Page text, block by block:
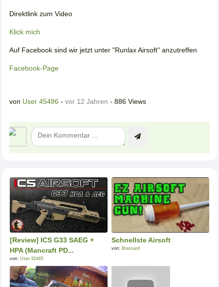
Direktlink zum Video
Klick mich
Auf Facebook sind wir jetzt unter "Runlax Airsoft" anzutreffen
Facebook-Page
von User 45486 - vor 12 Jahren - 886 Views
[Review] ICS G33 SAEG +
HPA (Mancraft PD...
von: User 82465
Schnellste Airsoft
von: Brassard